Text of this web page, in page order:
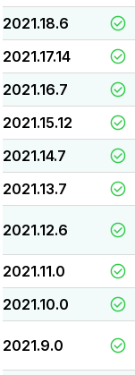
2021.18.6
2021.17.14
2021.16.7
2021.15.12
2021.14.7
2021.13.7
2021.12.6
2021.11.0
2021.10.0
2021.9.0